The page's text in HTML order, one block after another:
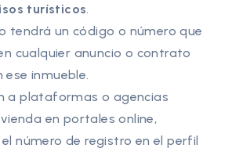
turísticos.
tendrá un código o número que
cualquier anuncio o contrato
ese inmueble.
a plataformas o agencias
en portales online,
número de registro en el perfil